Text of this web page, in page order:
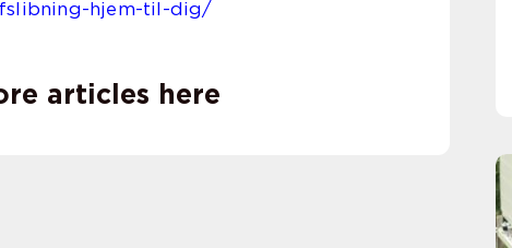
hjem-til-dig/
articles here